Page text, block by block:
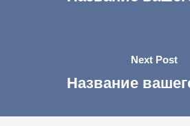
Next Post
Название